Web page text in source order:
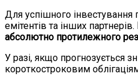
Для успішного
емітентів та інших партнерів.
абсолютно протилежного
У разі, якщо прогнозується
короткостроковим